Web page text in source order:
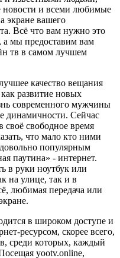
новости и всеми любимые
экране вашего
Всё что вам нужно это
а мы предоставим вам
тв в самом лучшем
качество вещания
развитие новых
современного мужчины
динамичности. Сейчас
своё свободное время
что мало кто ними
популярным
паутина» - интернет.
в руки ноутбук или
на улице, так и в
любимая передача или
в широком доступе и
ресурсом, скорее всего,
среди которых, каждый
yootv.online,